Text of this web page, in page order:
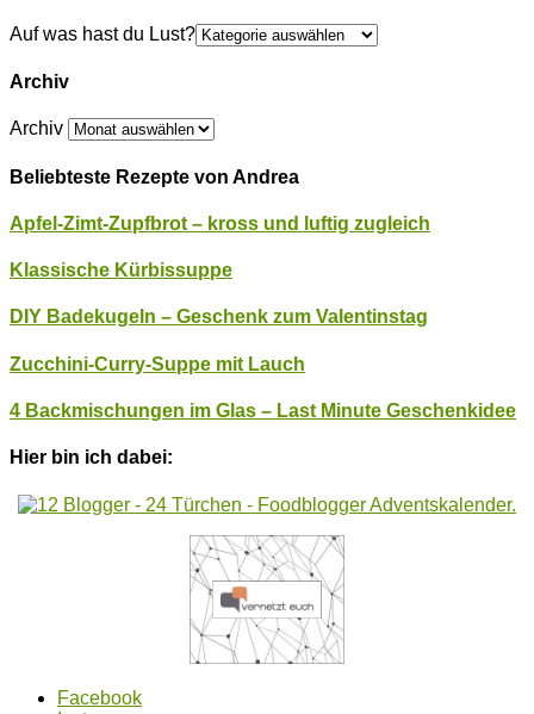
Auf was hast du Lust?
Archiv
Archiv
Beliebteste Rezepte von Andrea
Apfel-Zimt-Zupfbrot – kross und luftig zugleich
Klassische Kürbissuppe
DIY Badekugeln – Geschenk zum Valentinstag
Zucchini-Curry-Suppe mit Lauch
4 Backmischungen im Glas – Last Minute Geschenkidee
Hier bin ich dabei:
Facebook